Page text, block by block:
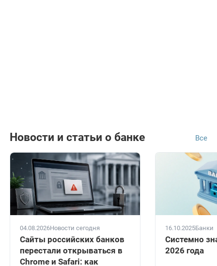
Новости и статьи о банке Все
04.08.2026Новости сегодня
Сайты российских банков
перестали открываться в
Chrome и Safari: как
16.10.2025Банки
Системно
2026 года